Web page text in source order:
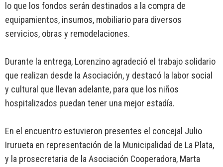
lo que los fondos serán destinados a la compra de
equipamientos, insumos, mobiliario para diversos
servicios, obras y remodelaciones.
Durante la entrega, Lorenzino agradeció el trabajo solidario
que realizan desde la Asociación, y destacó la labor social
y cultural que llevan adelante, para que los niños
hospitalizados puedan tener una mejor estadía.
En el encuentro estuvieron presentes el concejal Julio
Irurueta en representación de la Municipalidad de La Plata,
y la prosecretaria de la Asociación Cooperadora, Marta